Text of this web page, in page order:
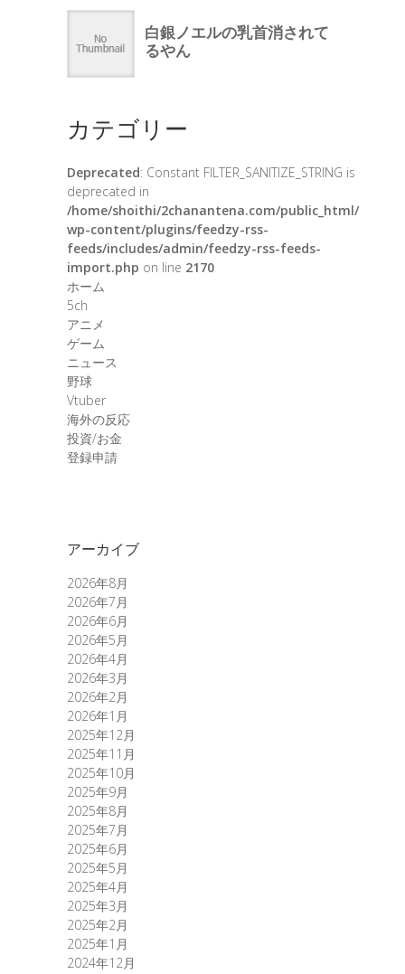
カテゴリー
Deprecated: Constant FILTER_SANITIZE_STRING is
deprecated in
/home/shoithi/2chanantena.com/public_html/
wp-content/plugins/feedzy-rss-
feeds/includes/admin/feedzy-rss-feeds-
import.php on line 2170
ホーム
5ch
アニメ
ゲーム
ニュース
野球
Vtuber
海外の反応
投資/お金
登録申請
アーカイブ
2026年8月
2026年7月
2026年6月
2026年5月
2026年4月
2026年3月
2026年2月
2026年1月
2025年12月
2025年11月
2025年10月
2025年9月
2025年8月
2025年7月
2025年6月
2025年5月
2025年4月
2025年3月
2025年2月
2025年1月
2024年12月